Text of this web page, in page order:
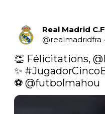
Real Madrid
@realmadridfra ·
👏 Félicitations,
✨
⚽ @futbolmahou